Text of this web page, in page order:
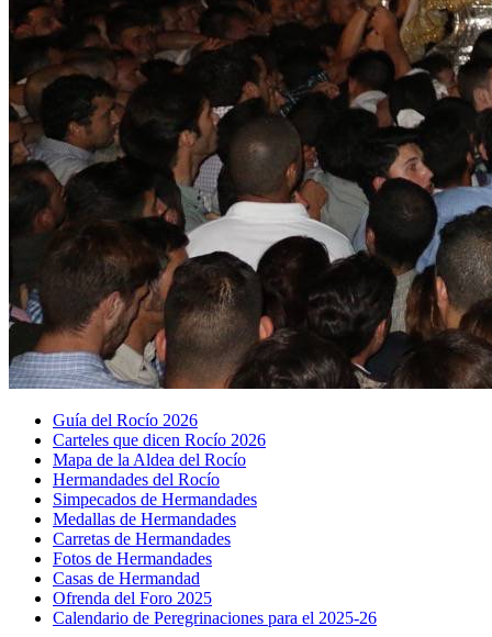
Guía del Rocío 2026
Carteles que dicen Rocío 2026
Mapa de la Aldea del Rocío
Hermandades del Rocío
Simpecados de Hermandades
Medallas de Hermandades
Carretas de Hermandades
Fotos de Hermandades
Casas de Hermandad
Ofrenda del Foro 2025
Calendario de Peregrinaciones para el 2025-26